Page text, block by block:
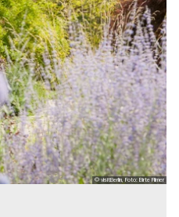
© visitBerlin, Foto: Birte Filmer